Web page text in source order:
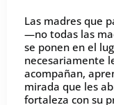
Las madres que
—no todas las
se ponen en el
necesariamente
acompañan,
mirada que les
fortaleza con su